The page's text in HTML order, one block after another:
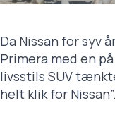
Da Nissan for syv
Primera med en
livsstils SUV
helt klik for Nissan”.